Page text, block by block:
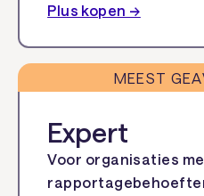
Plus kopen →
MEEST
Expert
Voor organisaties